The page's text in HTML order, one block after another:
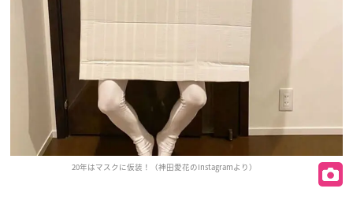
20年はマスクに仮装！（神田愛花のInstagramより）